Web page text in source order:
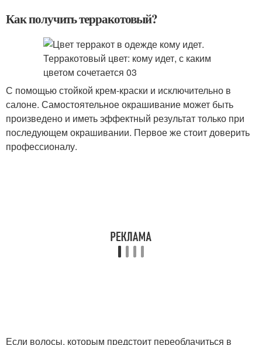
Как получить терракотовый?
С помощью стойкой крем-краски и исключительно в
салоне. Самостоятельное окрашивание может быть
произведено и иметь эффектный результат только при
последующем окрашивании. Первое же стоит доверить
профессионалу.
Если волосы, которым предстоит переоблачиться в